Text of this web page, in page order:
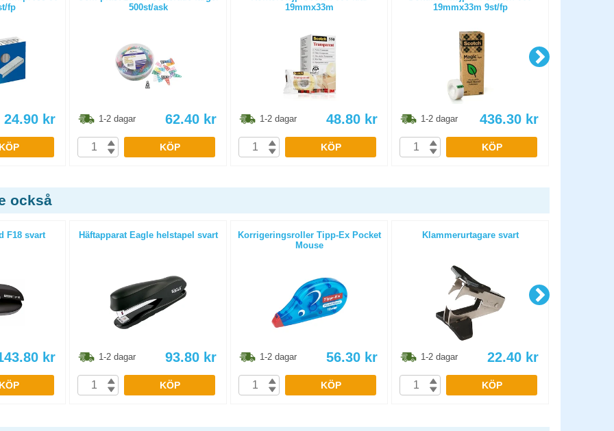
fp
24.90 kr
KÖP
500st/ask
1-2 dagar 62.40 kr
KÖP
19mmx33m
1-2 dagar 48.80 kr
KÖP
19mmx33m 9st/fp
1-2 dagar 436.30 kr
KÖP
också
F18 svart
kr
KÖP
Häftapparat Eagle helstapel svart
1-2 dagar 93.80 kr
KÖP
Korrigeringsroller Tipp-Ex Pocket
Mouse
1-2 dagar 56.30 kr
KÖP
Klammerurtagare svart
1-2 dagar 22.40 kr
KÖP